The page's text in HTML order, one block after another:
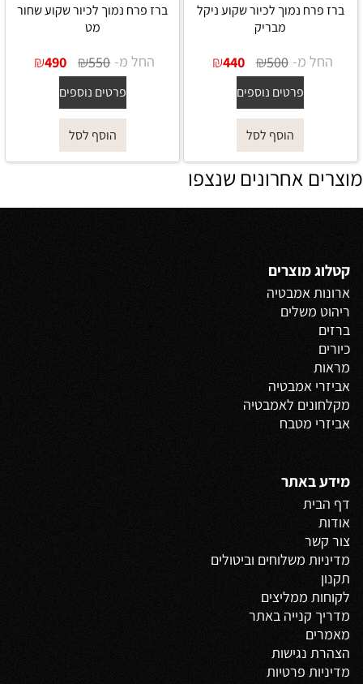
ברז פרח נמוך לכיור שקוע ניקל
מבריק
החל מ- ₪500
₪440
פרטים נוספים
הוסף לסל
ברז פרח נמוך לכיור שקוע שחור
מט
החל מ- ₪550
₪490
פרטים נוספים
הוסף לסל
מוצרים אחרונים שנצפו
קטלוג מוצרים
ארונות אמבטיה
ריהוט משלים
ברזים
כיורים
מראות
אביזרי אמבטיה
מקלחונים לאמבטיה
אביזרי מטבח
מידע באתר
דף הבית
אודות
צור קשר
מדיניות משלוחים וביטולים
תקנון
לקוחות ממליצים
מדריך קנייה באתר
מאמרים
הצהרת נגישות
מדיניות פרטיות